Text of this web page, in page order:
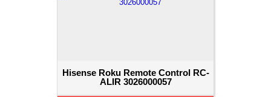
Hisense Roku Remote Control RC-
ALIR 3026000057